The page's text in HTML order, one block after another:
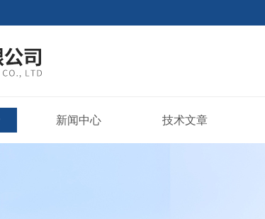
新闻中心 技术文章